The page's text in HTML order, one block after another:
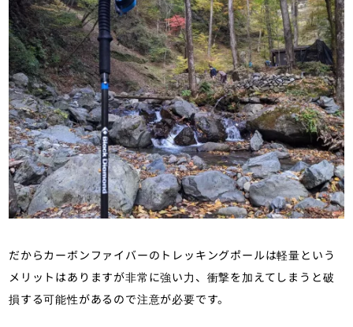
だからカーボンファイバーのトレッキングポールは軽量という
メリットはありますが非常に強い力、衝撃を加えてしまうと破
損する可能性があるので注意が必要です。